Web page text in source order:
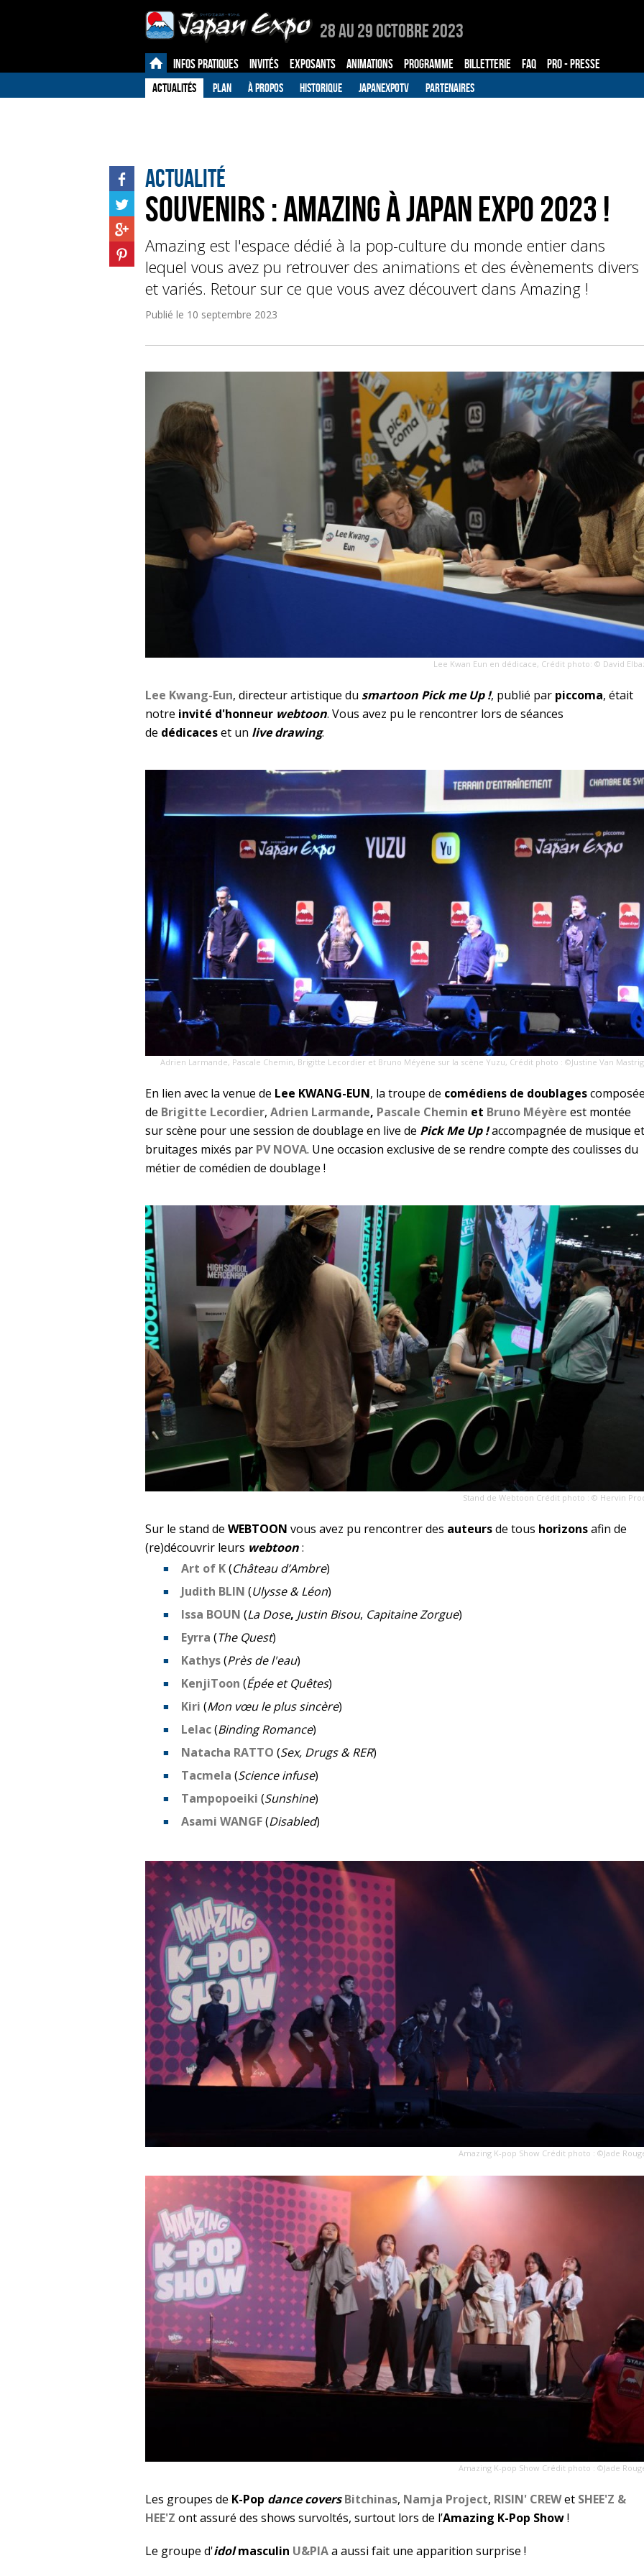
28 au 29 Octobre 2023
INFOS PRATIQUES INVITÉS EXPOSANTS ANIMATIONS PROGRAMME BILLETTERIE FAQ PRO - PRESSE
ACTUALITÉS PLAN À PROPOS HISTORIQUE JAPANEXPOTV PARTENAIRES
Actualité
Souvenirs : Amazing à Japan Expo 2023 !
Amazing est l'espace dédié à la pop-culture du monde entier dans
lequel vous avez pu retrouver des animations et des évènements divers
et variés. Retour sur ce que vous avez découvert dans Amazing !
Publié le 10 septembre 2023
Lee Kwan Eun en dédicace, Crédit photo: © David
Lee Kwang-Eun, directeur artistique du smartoon Pick me Up !, publié par piccoma, était
notre invité d'honneur webtoon. Vous avez pu le rencontrer lors de séances
de dédicaceset un live drawing.
Adrien Larmande, Pascale Chemin, Brigitte Lecordier et Bruno Méyène sur la scène Yuzu, Crédit photo : ©Justine Van
En lien avec la venue de Lee KWANG-EUN, la troupe de comédiens de doublages
de Brigitte Lecordier, Adrien Larmande, Pascale Chemin et Bruno Méyère est montée
sur scène pour une session de doublage en live de Pick Me Up !accompagnée de musique et
bruitages mixés par PV NOVA. Une occasion exclusive de se rendre compte des coulisses du
métier de comédien de doublage !
Stand de Webtoon Crédit photo : © Hervin
Sur le stand de WEBTOON vous avez pu rencontrer des auteursde tous horizonsafin de
(re)découvrir leurs webtoon:
Art of K(Château d’Ambre)
Judith BLIN (Ulysse & Léon)
Issa BOUN (La Dose, Justin Bisou, Capitaine Zorgue)
Eyrra (The Quest)
Kathys(Près de l'eau)
KenjiToon (Épée et Quêtes)
Kiri (Mon vœu le plus sincère)
Lelac(Binding Romance)
Natacha RATTO (Sex, Drugs & RER)
Tacmela (Science infuse)
Tampopoeiki (Sunshine)
Asami WANGF(Disabled)
Amazing K-pop Show Crédit photo : ©Jade
Amazing K-pop Show Crédit photo : ©Jade
Les groupes de K-Pop dance covers Bitchinas, Namja Project, RISIN' CREWet SHEE'Z &
HEE'Z ont assuré des shows survoltés, surtout lors de l’Amazing K-Pop Show!
Le groupe d'idolmasculin U&PIAa aussi fait une apparition surprise !